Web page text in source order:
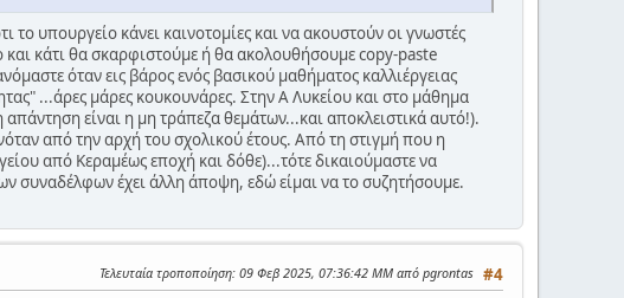
υπουργείο κάνει καινοτομίες και να ακουστούν οι γνωστές
κάτι θα σκαρφιστούμε ή θα ακολουθήσουμε copy-paste
όταν εις βάρος ενός βασικού μαθήματος καλλιέργειας
...άρες μάρες κουκουνάρες. Στην Α Λυκείου και στο μάθημα
είναι η μη τράπεζα θεμάτων...και αποκλειστικά αυτό!).
από την αρχή του σχολικού έτους. Από τη στιγμή που η
από Κεραμέως εποχή και δόθε)...τότε δικαιούμαστε να
συναδέλφων έχει άλλη άποψη, εδώ είμαι να το συζητήσουμε.
#4
Τελευταία τροποποίηση: 09 Φεβ 2025, 07:36:42 ΜΜ από pgrontas